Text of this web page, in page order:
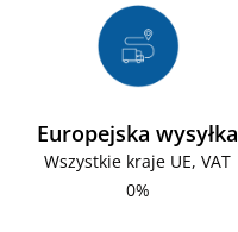
Europejska wysyłka
Wszystkie kraje UE, VAT
0%